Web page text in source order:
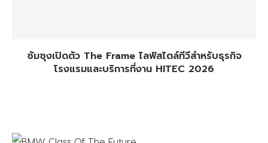
ซัมซุงเปิดตัว The Frame ไลฟ์สไตล์ทีวีสำหรับธุรกิจ
โรงแรมและบริการที่งาน HITEC 2026